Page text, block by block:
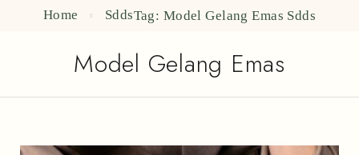
Home Sdds Tag: Model Gelang Emas Sdds
Model Gelang Emas